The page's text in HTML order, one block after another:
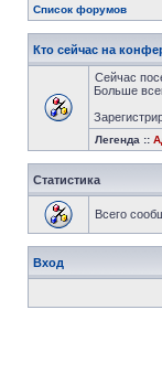
Список форумов
Кто сейчас на
Сейчас
Больше
Легенда ::
Статистика
Всего
Вход